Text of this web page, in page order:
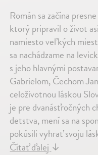
Román sa začína
ktorý pripravil o život
namiesto veľkých
sa nachádzame na
s jeho hlavnými
Gabrielom, Čechom
celoživotnou láskou
je pre dvanásťročných
detstva, mení sa na
pokúsili vyhrať svoju
Čítať ďalej ↓